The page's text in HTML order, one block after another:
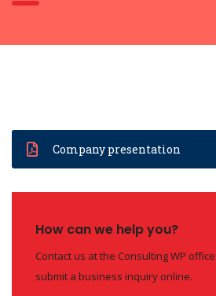
Company presentation
How can we help you?
Contact us at the Consulting WP
submit a business inquiry online.